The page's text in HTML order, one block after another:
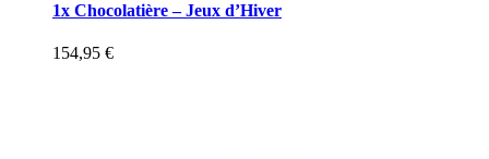
1x Chocolatière – Jeux d’Hiver
154,95 €